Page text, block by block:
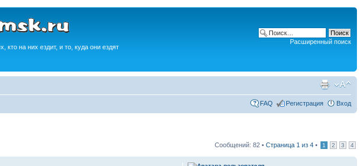
на них ездит, и то, куда они ездят
Расширенный поиск
FAQ Регистрация Вход
Сообщений: 82 • Страница 1 из 4 • 1 2 3 4